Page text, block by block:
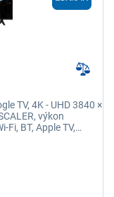
TV, 4K - UHD 3840 ×
výkon
Fi, BT, Apple TV,